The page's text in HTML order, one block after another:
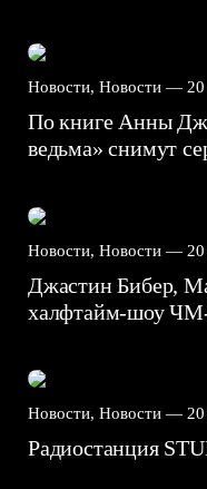
Новости, Новости —
По книге Анны
ведьма» снимут
Новости, Новости —
Джастин Бибер,
халфтайм-шоу
Новости, Новости —
Радиостанция